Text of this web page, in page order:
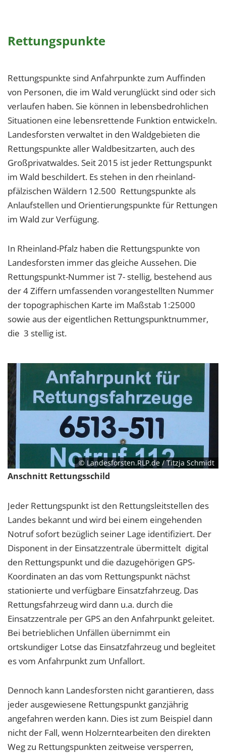
Rettungspunkte
Rettungspunkte sind Anfahrpunkte zum Auffinden
von Personen, die im Wald verunglückt sind oder sich
verlaufen haben. Sie können in lebensbedrohlichen
Situationen eine lebensrettende Funktion entwickeln.
Landesforsten verwaltet in den Waldgebieten die
Rettungspunkte aller Waldbesitzarten, auch des
Großprivatwaldes. Seit 2015 ist jeder Rettungspunkt
im Wald beschildert. Es stehen in den rheinland-
pfälzischen Wäldern 12.500 Rettungspunkte als
Anlaufstellen und Orientierungspunkte für Rettungen
im Wald zur Verfügung.
In Rheinland-Pfalz haben die Rettungspunkte von
Landesforsten immer das gleiche Aussehen. Die
Rettungspunkt-Nummer ist 7- stellig, bestehend aus
der 4 Ziffern umfassenden vorangestellten Nummer
der topographischen Karte im Maßstab 1:25000
sowie aus der eigentlichen Rettungspunktnummer,
die 3 stellig ist.
© Landesforsten.RLP.de / Titzja Schmidt
Anschnitt Rettungsschild
Jeder Rettungspunkt ist den Rettungsleitstellen des
Landes bekannt und wird bei einem eingehenden
Notruf sofort bezüglich seiner Lage identifiziert. Der
Disponent in der Einsatzzentrale übermittelt digital
den Rettungspunkt und die dazugehörigen GPS-
Koordinaten an das vom Rettungspunkt nächst
stationierte und verfügbare Einsatzfahrzeug. Das
Rettungsfahrzeug wird dann u.a. durch die
Einsatzzentrale per GPS an den Anfahrpunkt geleitet.
Bei betrieblichen Unfällen übernimmt ein
ortskundiger Lotse das Einsatzfahrzeug und begleitet
es vom Anfahrpunkt zum Unfallort.
Dennoch kann Landesforsten nicht garantieren, dass
jeder ausgewiesene Rettungspunkt ganzjährig
angefahren werden kann. Dies ist zum Beispiel dann
nicht der Fall, wenn Holzerntearbeiten den direkten
Weg zu Rettungspunkten zeitweise versperren,